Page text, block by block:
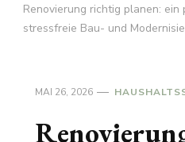
Renovierung richtig planen:
stressfreie Bau- und
MAI 26, 2026